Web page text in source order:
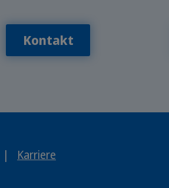
Kontakt
| Karriere